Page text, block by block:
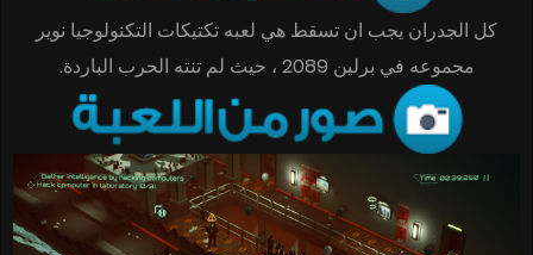
كل الجدران يجب ان تسقط هي لعبه تكتيكات التكنولوجيا نوير
مجموعه في برلين 2089 ، حيث لم تنته الحرب الباردة.